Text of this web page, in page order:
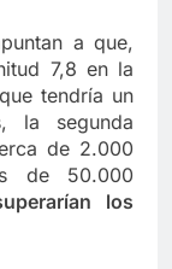
a que,
7,8 en la
tendría un
la segunda
de 2.000
de 50.000
los